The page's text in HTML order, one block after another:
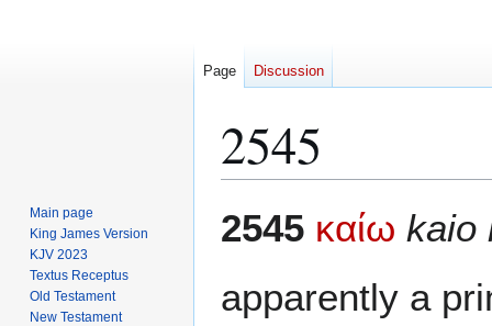
2545
to
to
2545 καίω kaio
apparently a
Page Discussion
Main page
King James Version
KJV 2023
Textus Receptus
Old Testament
New Testament